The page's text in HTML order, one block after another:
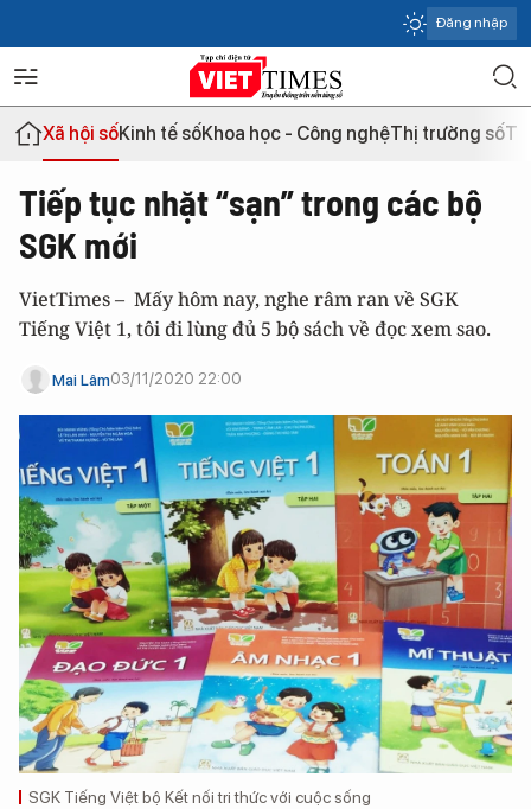
Đăng nhập
Xã hội sốKinh tế sốKhoa học - Công nghệThị trường số
Tiếp tục nhặt “sạn” trong các bộ
SGK mới
VietTimes – Mấy hôm nay, nghe râm ran về SGK
Tiếng Việt 1, tôi đi lùng đủ 5 bộ sách về đọc xem sao.
Mai Lâm03/11/2020 22:00
SGK Tiếng Việt bộ Kết nối tri thức với cuộc sống